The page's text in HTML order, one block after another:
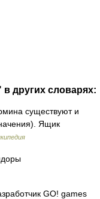
других словарях:
существуют и
Ящик
GO! games